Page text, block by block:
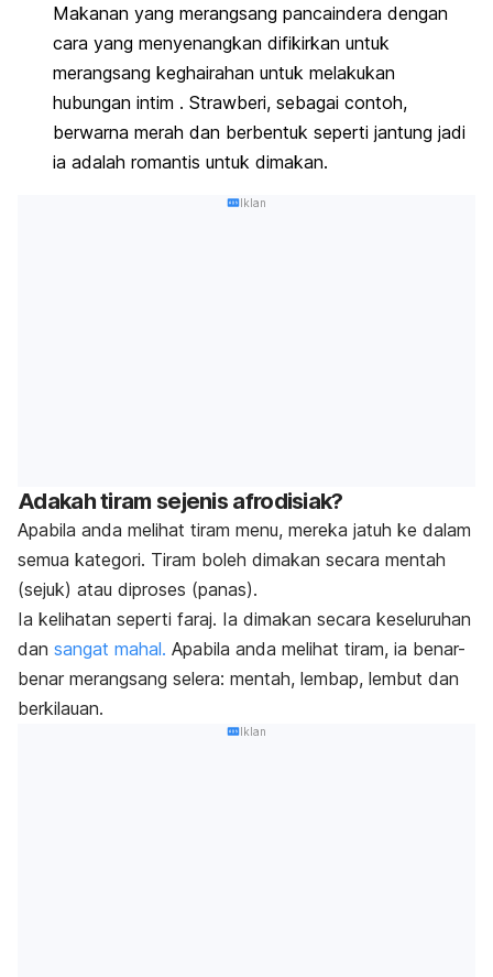
Makanan yang merangsang pancaindera dengan
cara yang menyenangkan difikirkan untuk
merangsang keghairahan untuk melakukan
hubungan intim . Strawberi, sebagai contoh,
berwarna merah dan berbentuk seperti jantung jadi
ia adalah romantis untuk dimakan.
Iklan
Adakah tiram sejenis afrodisiak?
Apabila anda melihat tiram menu, mereka jatuh ke dalam
semua kategori. Tiram boleh dimakan secara mentah
(sejuk) atau diproses (panas).
Ia kelihatan seperti faraj. Ia dimakan secara keseluruhan
dan sangat mahal. Apabila anda melihat tiram, ia benar-
benar merangsang selera: mentah, lembap, lembut dan
berkilauan.
Iklan